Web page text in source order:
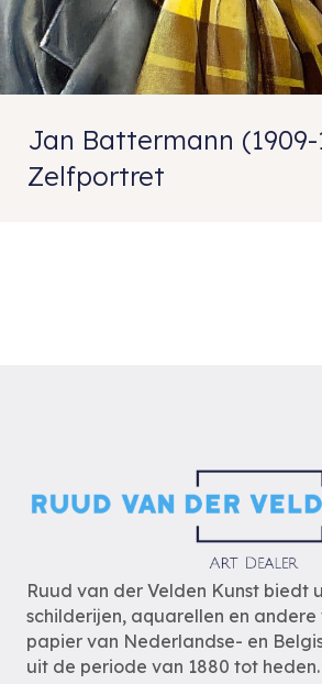
Jan Battermann (1909-
Zelfportret
Ruud van der Velden Kunst biedt
schilderijen, aquarellen en andere
papier van Nederlandse- en
uit de periode van 1880 tot heden.